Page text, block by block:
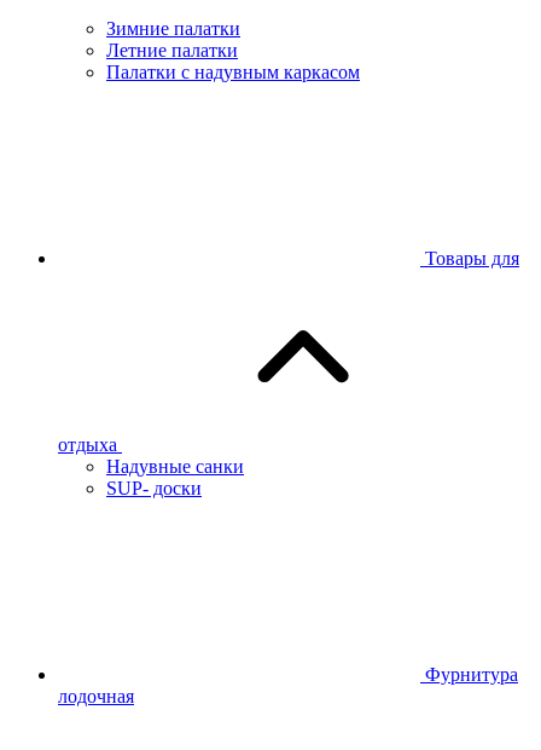
Зимние палатки
Летние палатки
Палатки с надувным каркасом
Товары для
отдыха
Надувные санки
SUP- доски
Фурнитура
лодочная